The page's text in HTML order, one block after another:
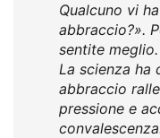
Qualcuno vi
abbraccio?».
sentite
La scienza ha
abbraccio
pressione e